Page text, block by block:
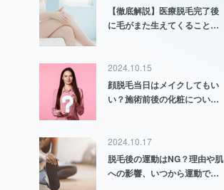
【徹底解説】医療脱毛完了後
に毛がまた生えてくることは
2024.10.15
顔脱毛当日はメイクしてもい
い？施術前後の化粧について
2024.10.17
脱毛後の運動はNG？理由や肌
への影響、いつから運動でき